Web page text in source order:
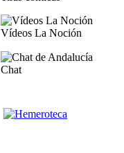
Vídeos La Noción
Chat